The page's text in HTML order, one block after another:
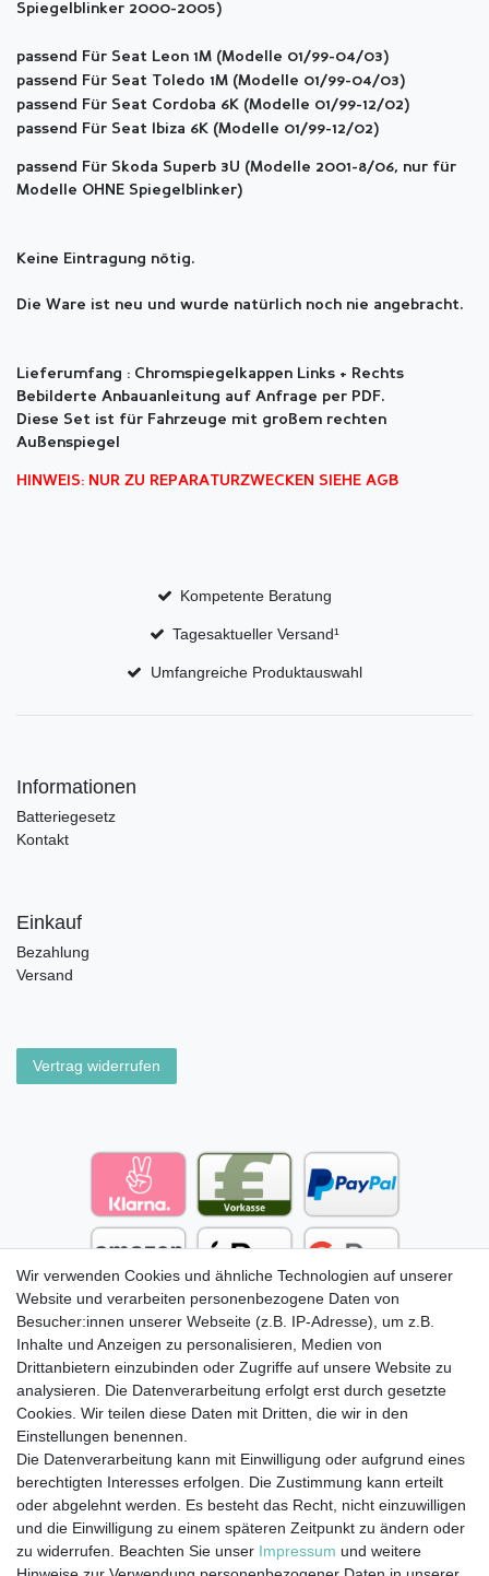
Spiegelblinker 2000-2005)
passend Für Seat Leon 1M (Modelle 01/99-04/03)
passend Für Seat Toledo 1M (Modelle 01/99-04/03)
passend Für Seat Cordoba 6K (Modelle 01/99-12/02)
passend Für Seat Ibiza 6K (Modelle 01/99-12/02)
passend Für Skoda Superb 3U (Modelle 2001-8/06, nur für
Modelle OHNE Spiegelblinker)
Keine Eintragung nötig.
Die Ware ist neu und wurde natürlich noch nie angebracht.
Lieferumfang : Chromspiegelkappen Links + Rechts
Bebilderte Anbauanleitung auf Anfrage per PDF.
Diese Set ist für Fahrzeuge mit großem rechten
Außenspiegel
HINWEIS: NUR ZU REPARATURZWECKEN SIEHE AGB
Kompetente Beratung
Tagesaktueller Versand¹
Umfangreiche Produktauswahl
Informationen
Batteriegesetz
Kontakt
Einkauf
Bezahlung
Versand
Vertrag widerrufen
Wir verwenden Cookies und ähnliche Technologien auf unserer
Website und verarbeiten personenbezogene Daten von
Besucher:innen unserer Webseite (z.B. IP-Adresse), um z.B.
Inhalte und Anzeigen zu personalisieren, Medien von
Drittanbietern einzubinden oder Zugriffe auf unsere Website zu
analysieren. Die Datenverarbeitung erfolgt erst durch gesetzte
Cookies. Wir teilen diese Daten mit Dritten, die wir in den
Einstellungen benennen.
Die Datenverarbeitung kann mit Einwilligung oder aufgrund eines
berechtigten Interesses erfolgen. Die Zustimmung kann erteilt
oder abgelehnt werden. Es besteht das Recht, nicht einzuwilligen
und die Einwilligung zu einem späteren Zeitpunkt zu ändern oder
zu widerrufen. Beachten Sie unser Impressum und weitere